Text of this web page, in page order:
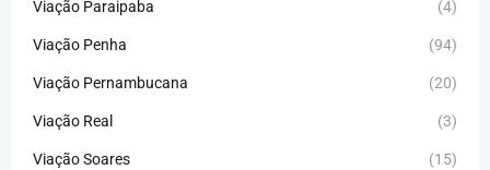
Viação Paraipaba (4)
Viação Penha (94)
Viação Pernambucana (20)
Viação Real (3)
Viação Soares (15)